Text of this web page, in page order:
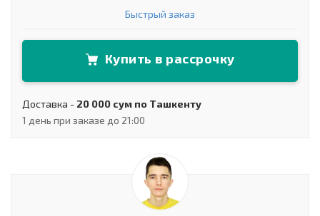
Быстрый заказ
Купить в рассрочку
Доставка - 20 000 сум по Ташкенту
1 день при заказе до 21:00